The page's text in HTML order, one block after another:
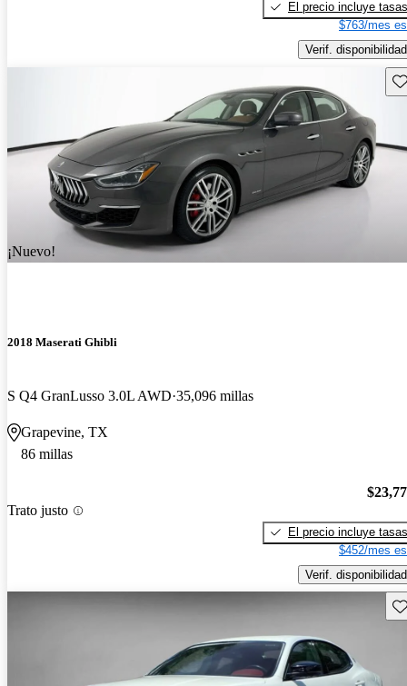
El precio incluye tasas
$763/mes
Verif. disponibilidad
¡Nuevo!
2018 Maserati Ghibli
S Q4 GranLusso 3.0L AWD 35,096 millas
Grapevine, TX
86 millas
Trato justo
El precio incluye tasas
$452/mes
Verif. disponibilidad